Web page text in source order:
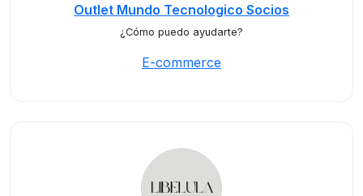
Outlet Mundo Tecnologico Socios
¿Cómo puedo ayudarte?
E-commerce